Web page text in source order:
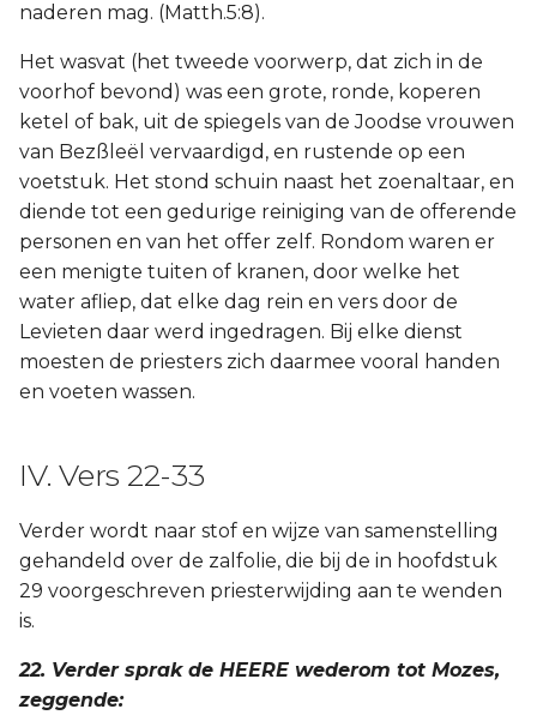
naderen mag. (Matth.5:8).
Het wasvat (het tweede voorwerp, dat zich in de
voorhof bevond) was een grote, ronde, koperen
ketel of bak, uit de spiegels van de Joodse vrouwen
van Bezßleël vervaardigd, en rustende op een
voetstuk. Het stond schuin naast het zoenaltaar, en
diende tot een gedurige reiniging van de offerende
personen en van het offer zelf. Rondom waren er
een menigte tuiten of kranen, door welke het
water afliep, dat elke dag rein en vers door de
Levieten daar werd ingedragen. Bij elke dienst
moesten de priesters zich daarmee vooral handen
en voeten wassen.
IV. Vers 22-33
Verder wordt naar stof en wijze van samenstelling
gehandeld over de zalfolie, die bij de in hoofdstuk
29 voorgeschreven priesterwijding aan te wenden
is.
22. Verder sprak de HEERE wederom tot Mozes,
zeggende: